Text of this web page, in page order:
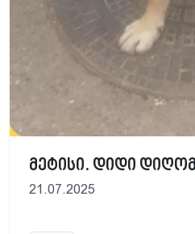
მეტისი. დიდი
21.07.2025